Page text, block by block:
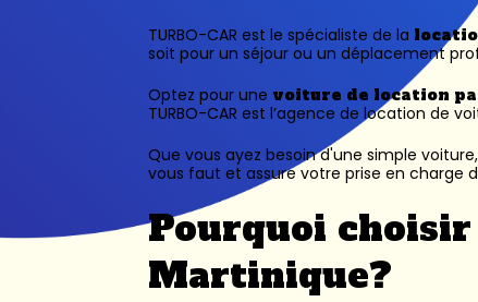
TURBO-CAR est le spécialiste de la
soit pour un séjour ou un déplacement
Optez pour une voiture de location
TURBO-CAR est l’agence de location de
Que vous ayez besoin d'une simple voiture,
vous faut et assure votre prise en charge
Pourquoi
Martinique?